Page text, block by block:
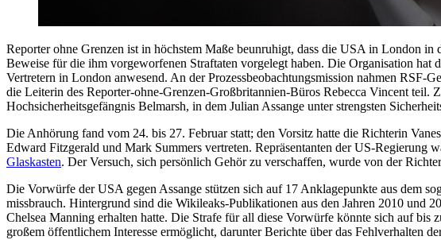
Reporter ohne Grenzen ist in höchstem Maße beunruhigt, dass die USA in London
Beweise für die ihm vorgeworfenen Straftaten vorgelegt haben. Die Organisation
Vertretern in London anwesend. An der Prozessbeobachtungsmission nahmen RSF-
die Leiterin des Reporter-ohne-Grenzen-Großbritannien-Büros Rebecca Vincent teil.
Hochsicherheitsgefängnis Belmarsh, in dem Julian Assange unter strengsten
Die Anhörung fand vom 24. bis 27. Februar statt; den Vorsitz hatte die Richterin
Edward Fitzgerald und Mark Summers vertreten. Repräsentanten der US-Regierung
Glaskasten. Der Versuch, sich persönlich Gehör zu verschaffen, wurde von der
Die Vorwürfe der USA gegen Assange stützen sich auf 17 Anklagepunkte aus dem
missbrauch. Hintergrund sind die Wikileaks-Publikationen aus den Jahren 2010 und
Chelsea Manning erhalten hatte. Die Strafe für all diese Vorwürfe könnte sich auf bis
großem öffentlichem Interesse ermöglicht, darunter Berichte über das Fehlverhalten